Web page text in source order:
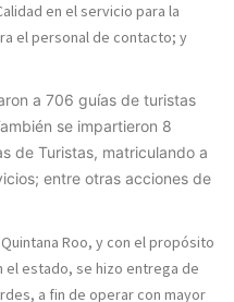
en el servicio para la
el personal de contacto; y
a 706 guías de turistas
se impartieron 8
de Turistas, matriculando a
entre otras acciones de
Roo, y con el propósito
estado, se hizo entrega de
a fin de operar con mayor